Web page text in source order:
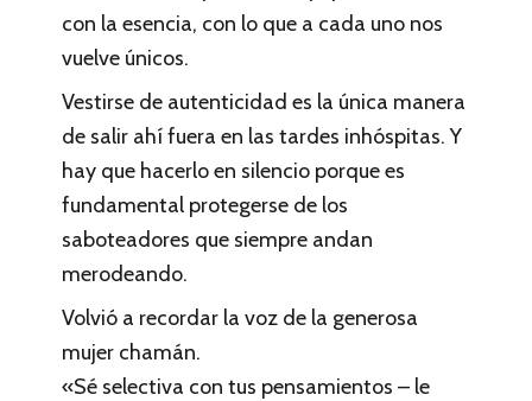
con la esencia, con lo que a cada uno nos
vuelve únicos.
Vestirse de autenticidad es la única manera
de salir ahí fuera en las tardes inhóspitas. Y
hay que hacerlo en silencio porque es
fundamental protegerse de los
saboteadores que siempre andan
merodeando.
Volvió a recordar la voz de la generosa
mujer chamán.
«Sé selectiva con tus pensamientos – le